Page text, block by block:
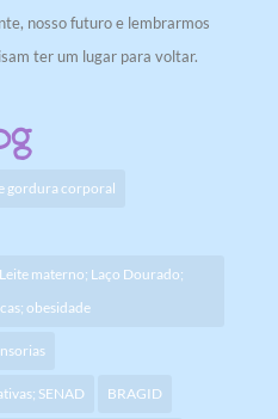
nosso futuro e lembrarmos
ter um lugar para voltar.
gordura corporal
materno; Laço Dourado;
obesidade
SENAD BRAGID